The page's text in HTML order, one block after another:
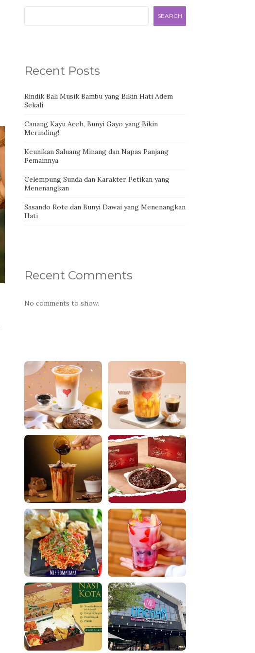
SEARCH
Recent Posts
Rindik Bali Musik Bambu yang Bikin Hati Adem
Sekali
Canang Kayu Aceh, Bunyi Gayo yang Bikin
Merinding!
Keunikan Saluang Minang dan Napas Panjang
Pemainnya
Celempung Sunda dan Karakter Petikan yang
Menenangkan
Sasando Rote dan Bunyi Dawai yang Menenangkan
Hati
Recent Comments
No comments to show.